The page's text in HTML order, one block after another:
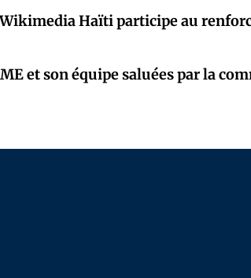
Haïti participe au
et son équipe saluées par la